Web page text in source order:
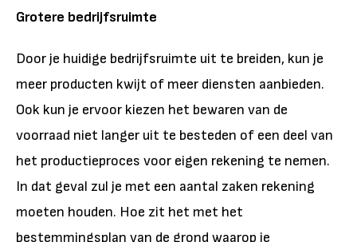
Grotere bedrijfsruimte
Door je huidige bedrijfsruimte uit te breiden, kun je
meer producten kwijt of meer diensten aanbieden.
Ook kun je ervoor kiezen het bewaren van de
voorraad niet langer uit te besteden of een deel van
het productieproces voor eigen rekening te nemen.
In dat geval zul je met een aantal zaken rekening
moeten houden. Hoe zit het met het
bestemmingsplan van de grond waarop je